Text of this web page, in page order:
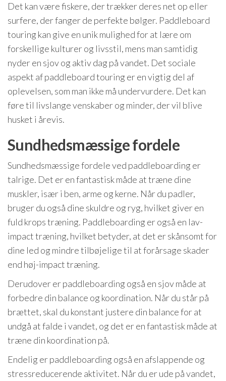
Det kan være fiskere, der trækker deres net op eller
surfere, der fanger de perfekte bølger. Paddleboard
touring kan give en unik mulighed for at lære om
forskellige kulturer og livsstil, mens man samtidig
nyder en sjov og aktiv dag på vandet. Det sociale
aspekt af paddleboard touring er en vigtig del af
oplevelsen, som man ikke må undervurdere. Det kan
føre til livslange venskaber og minder, der vil blive
husket i årevis.
Sundhedsmæssige fordele
Sundhedsmæssige fordele ved paddleboarding er
talrige. Det er en fantastisk måde at træne dine
muskler, især i ben, arme og kerne. Når du padler,
bruger du også dine skuldre og ryg, hvilket giver en
fuld krops træning. Paddleboarding er også en lav-
impact træning, hvilket betyder, at det er skånsomt for
dine led og mindre tilbøjelige til at forårsage skader
end høj-impact træning.
Derudover er paddleboarding også en sjov måde at
forbedre din balance og koordination. Når du står på
brættet, skal du konstant justere din balance for at
undgå at falde i vandet, og det er en fantastisk måde at
træne din koordination på.
Endelig er paddleboarding også en afslappende og
stressreducerende aktivitet. Når du er ude på vandet,